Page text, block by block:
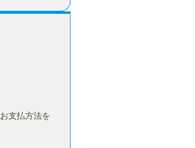
支払方法を